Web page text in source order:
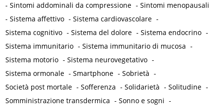
-Sintomi addominali da compressione -Sintomi menopausali
-Sistema affettivo -Sistema cardiovascolare -
Sistema cognitivo -Sistema del dolore -Sistema endocrino -
Sistema immunitario -Sistema immunitario di mucosa -
Sistema motorio -Sistema neurovegetativo -
Sistema ormonale -Smartphone -Sobrietà -
Società post mortale -Sofferenza -Solidarietà -Solitudine -
Somministrazione transdermica -Sonno e sogni -